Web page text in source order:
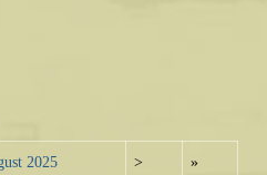
2025 > »